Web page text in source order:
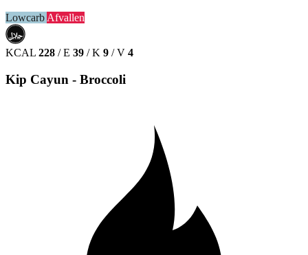
LowcarbAfvallen
حلال
HALAL
KCAL 228 / E 39 / K 9 / V 4
Kip Cayun - Broccoli